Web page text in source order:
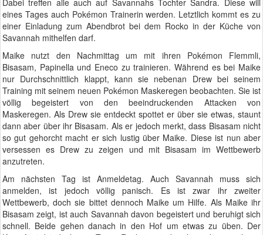
Dabei treffen alle auch auf Savannahs Tochter Sandra. Diese will
eines Tages auch Pokémon Trainerin werden. Letztlich kommt es zu
einer Einladung zum Abendbrot bei dem Rocko in der Küche von
Savannah mithelfen darf.
Maike nutzt den Nachmittag um mit ihren Pokémon Flemmli,
Bisasam, Papinella und Eneco zu trainieren. Während es bei Maike
nur Durchschnittlich klappt, kann sie nebenan Drew bei seinem
Training mit seinem neuen Pokémon Maskeregen beobachten. Sie ist
völlig begeistert von den beeindruckenden Attacken von
Maskeregen. Als Drew sie entdeckt spottet er über sie etwas, staunt
dann aber über ihr Bisasam. Als er jedoch merkt, dass Bisasam nicht
so gut gehorcht macht er sich lustig über Maike. Diese ist nun aber
versessen es Drew zu zeigen und mit Bisasam im Wettbewerb
anzutreten.
Am nächsten Tag ist Anmeldetag. Auch Savannah muss sich
anmelden, ist jedoch völlig panisch. Es ist zwar ihr zweiter
Wettbewerb, doch sie bittet dennoch Maike um Hilfe. Als Maike ihr
Bisasam zeigt, ist auch Savannah davon begeistert und beruhigt sich
schnell. Beide gehen danach in den Hof um etwas zu üben. Der